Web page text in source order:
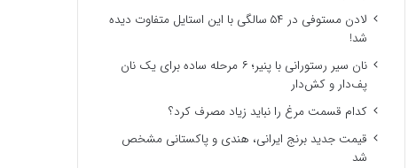
لادن مستوفی در ۵۴ سالگی با این استایل متفاوت دیده
شد!
نان سیر رستورانی با پنیر؛ ۶ مرحله ساده برای یک نان
پف‌دار و کش‌دار
کدام قسمت مرغ را نباید زیاد مصرف کرد؟
قیمت جدید برنج ایرانی، هندی و پاکستانی مشخص
شد